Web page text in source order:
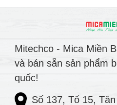
Mitechco - Mica Miền
và bán sẵn sản phẩm
quốc!
Số 137, Tổ 15,